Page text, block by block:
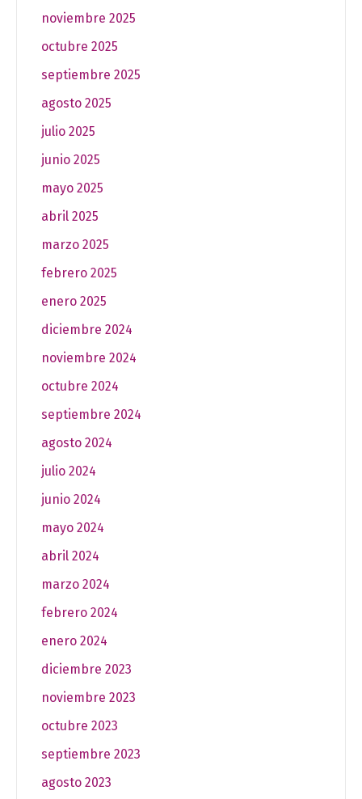
noviembre 2025
octubre 2025
septiembre 2025
agosto 2025
julio 2025
junio 2025
mayo 2025
abril 2025
marzo 2025
febrero 2025
enero 2025
diciembre 2024
noviembre 2024
octubre 2024
septiembre 2024
agosto 2024
julio 2024
junio 2024
mayo 2024
abril 2024
marzo 2024
febrero 2024
enero 2024
diciembre 2023
noviembre 2023
octubre 2023
septiembre 2023
agosto 2023